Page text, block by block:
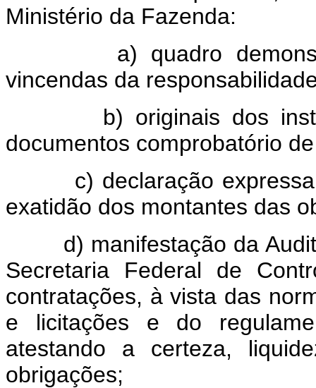
Ministério da Fazenda:
a) quadro
vincendas da
b) originais dos
documentos comprobatório
c) declaração
exatidão dos montantes das
d) manifestação da
Secretaria Federal de
contratações, à vista das
e licitações e do
atestando a certeza,
obrigações;